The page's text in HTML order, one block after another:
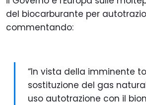
del biocarburante per
commentando:
“In vista della imminente
sostituzione del gas
uso autotrazione con il